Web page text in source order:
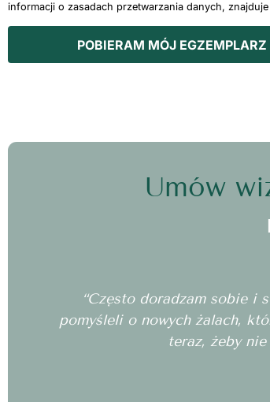
informacji o zasadach przetwarzania danych,
POBIERAM MÓJ
Umów
“Często doradzam sobie i
pomyśleli o nowych żalach,
teraz, żeby